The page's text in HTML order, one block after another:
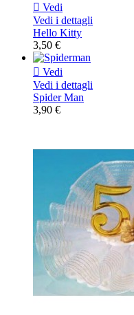
 Vedi
Vedi i dettagli
Hello Kitty
3,50 €
 Vedi
Vedi i dettagli
Spider Man
3,90 €